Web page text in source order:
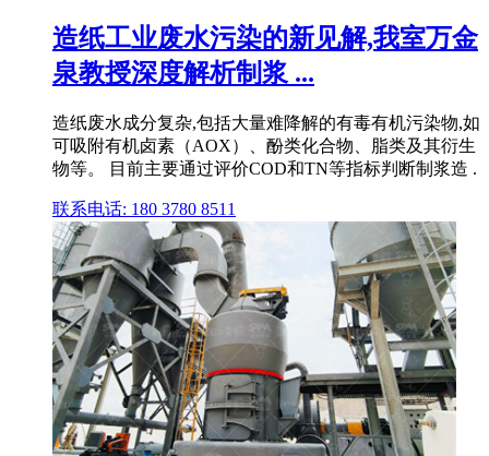
造纸工业废水污染的新见解,我室万金
泉教授深度解析制浆 ...
造纸废水成分复杂,包括大量难降解的有毒有机污染物,如
可吸附有机卤素（AOX）、酚类化合物、脂类及其衍生
物等。 目前主要通过评价COD和TN等指标判断制浆造 .
联系电话: 180 3780 8511